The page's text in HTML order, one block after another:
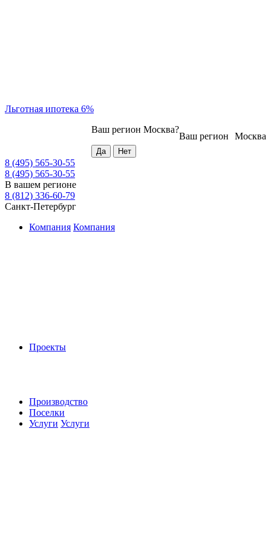
Льготная ипотека 6%
Москва
Ваш регион
Ваш регион Москва?
8 (495) 565-30-55
8 (495) 565-30-55
В вашем регионе
8 (812) 336-60-79
Санкт-Петербург
Компания Компания
Проекты
Производство
Поселки
Услуги Услуги